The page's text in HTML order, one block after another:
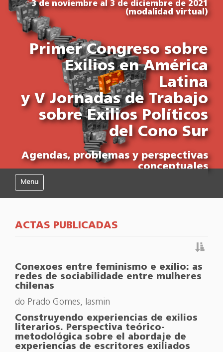
3 de noviembre al 3 de diciembre de 2021
(modalidad virtual)
Primer Congreso sobre
Exilios en América
Latina
y V Jornadas de Trabajo
sobre Exilios Políticos
del Cono Sur
Agendas, problemas y perspectivas
conceptuales
Mostrar/Ocultar navegación
ACTAS PUBLICADAS
Conexoes entre feminismo e exílio: as
redes de sociabilidade entre mulheres
chilenas
do Prado Gomes, Iasmin
Construyendo experiencias de exilios
literarios. Perspectiva teórico-
metodológica sobre el abordaje de
experiencias de escritores exiliados